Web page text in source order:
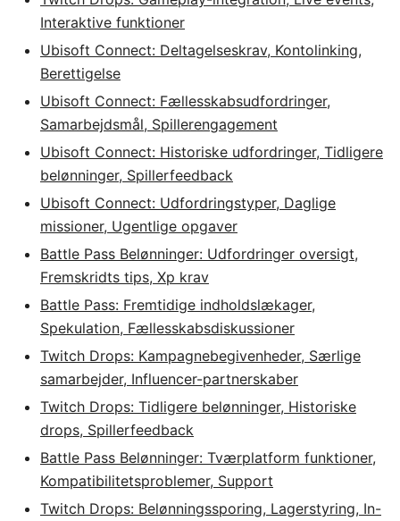
Interaktive funktioner
Ubisoft Connect: Deltagelseskrav, Kontolinking,
Berettigelse
Ubisoft Connect: Fællesskabsudfordringer,
Samarbejdsmål, Spillerengagement
Ubisoft Connect: Historiske udfordringer, Tidligere
belønninger, Spillerfeedback
Ubisoft Connect: Udfordringstyper, Daglige
missioner, Ugentlige opgaver
Battle Pass Belønninger: Udfordringer oversigt,
Fremskridts tips, Xp krav
Battle Pass: Fremtidige indholdslækager,
Spekulation, Fællesskabsdiskussioner
Twitch Drops: Kampagnebegivenheder, Særlige
samarbejder, Influencer-partnerskaber
Twitch Drops: Tidligere belønninger, Historiske
drops, Spillerfeedback
Battle Pass Belønninger: Tværplatform funktioner,
Kompatibilitetsproblemer, Support
Twitch Drops: Belønningssporing, Lagerstyring, In-